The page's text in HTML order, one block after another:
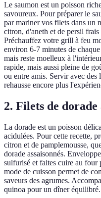
Le saumon est un poisson
savoureux. Pour préparer le
par mariner vos filets dans un
citron, d'aneth et de persil
Préchauffez votre grill à feu
environ 6-7 minutes de
mais reste moelleux à
rapide, mais aussi pleine de
ou entre amis. Servir avec des
rehausse encore plus
2. Filets de
La dorade est un poisson
acidulées. Pour cette recette,
citron et de pamplemousse,
dorade assaisonnés.
sulfurisé et faites cuire au four
mode de cuisson permet de
saveurs des agrumes.
quinoa pour un dîner équilibré.